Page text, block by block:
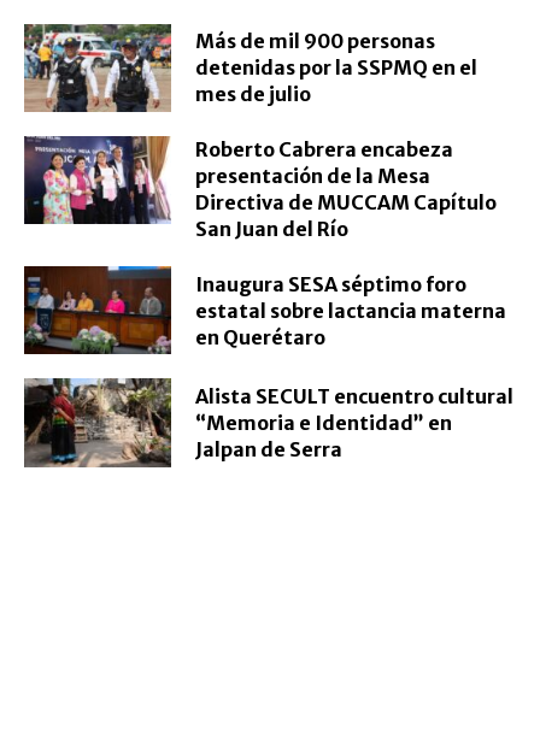
Más de mil 900 personas
detenidas por la SSPMQ en el
mes de julio
Roberto Cabrera encabeza
presentación de la Mesa
Directiva de MUCCAM Capítulo
San Juan del Río
Inaugura SESA séptimo foro
estatal sobre lactancia materna
en Querétaro
Alista SECULT encuentro cultural
“Memoria e Identidad” en
Jalpan de Serra